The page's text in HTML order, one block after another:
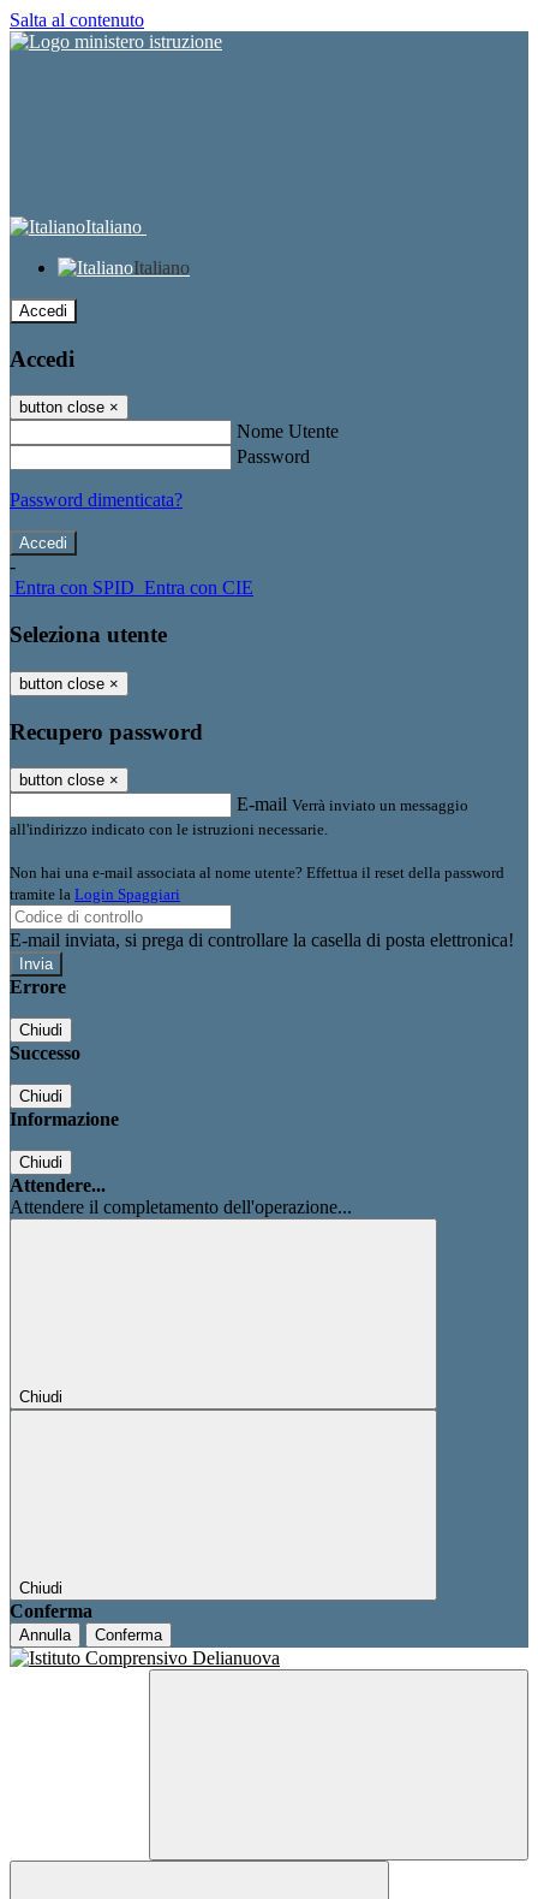
Salta al contenuto
Italiano
Italiano
Accedi
Accedi
button close ×
Nome Utente
Password
Password dimenticata?
-
Entra con SPID Entra con CIE
Seleziona utente
button close ×
Recupero password
button close ×
E-mail Verrà inviato un messaggio
all'indirizzo indicato con le istruzioni necessarie.
Non hai una e-mail associata al nome utente? Effettua il reset della password
tramite la Login Spaggiari
E-mail inviata, si prega di controllare la casella di posta elettronica!
Errore
Chiudi
Successo
Chiudi
Informazione
Chiudi
Attendere...
Attendere il completamento dell'operazione...
Chiudi
Chiudi
Conferma
Annulla Conferma